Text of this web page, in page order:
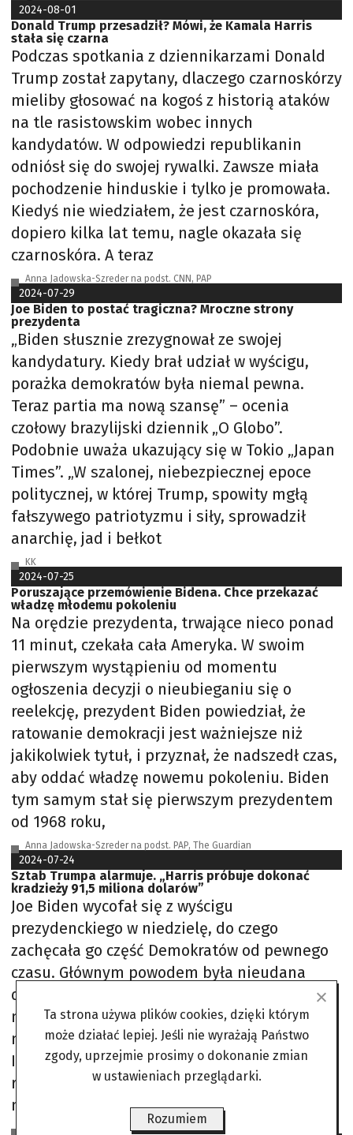
2024-08-01
Donald Trump przesadził? Mówi, że Kamala Harris
stała się czarna
Podczas spotkania z dziennikarzami Donald
Trump został zapytany, dlaczego czarnoskórzy
mieliby głosować na kogoś z historią ataków
na tle rasistowskim wobec innych
kandydatów. W odpowiedzi republikanin
odniósł się do swojej rywalki. Zawsze miała
pochodzenie hinduskie i tylko je promowała.
Kiedyś nie wiedziałem, że jest czarnoskóra,
dopiero kilka lat temu, nagle okazała się
czarnoskóra. A teraz
Anna Jadowska-Szreder na podst. CNN, PAP
2024-07-29
Joe Biden to postać tragiczna? Mroczne strony
prezydenta
„Biden słusznie zrezygnował ze swojej
kandydatury. Kiedy brał udział w wyścigu,
porażka demokratów była niemal pewna.
Teraz partia ma nową szansę” – ocenia
czołowy brazylijski dziennik „O Globo”.
Podobnie uważa ukazujący się w Tokio „Japan
Times”. „W szalonej, niebezpiecznej epoce
politycznej, w której Trump, spowity mgłą
fałszywego patriotyzmu i siły, sprowadził
anarchię, jad i bełkot
KK
2024-07-25
Poruszające przemówienie Bidena. Chce przekazać
władzę młodemu pokoleniu
Na orędzie prezydenta, trwające nieco ponad
11 minut, czekała cała Ameryka. W swoim
pierwszym wystąpieniu od momentu
ogłoszenia decyzji o nieubieganiu się o
reelekcję, prezydent Biden powiedział, że
ratowanie demokracji jest ważniejsze niż
jakikolwiek tytuł, i przyznał, że nadszedł czas,
aby oddać władzę nowemu pokoleniu. Biden
tym samym stał się pierwszym prezydentem
od 1968 roku,
Anna Jadowska-Szreder na podst. PAP, The Guardian
2024-07-24
Sztab Trumpa alarmuje. „Harris próbuje dokonać
kradzieży 91,5 miliona dolarów”
Joe Biden wycofał się z wyścigu
prezydenckiego w niedzielę, do czego
zachęcała go część Demokratów od pewnego
czasu. Głównym powodem była nieudana
debata z Donaldem Trumpem, która miała
miejsce 27 czerwca. Największym zaszczytem
mojego życia było służyć jako wasz prezydent.
I choć moim zamiarem było ubiegać się o
reelekcję, uważam, że w najlepszym interesie
mojej
Anna Jadowska-Szreder na podst. PAP, Fox News, The New York Times
Ta strona używa plików cookies, dzięki którym
może działać lepiej. Jeśli nie wyrażają Państwo
zgody, uprzejmie prosimy o dokonanie zmian
w ustawieniach przeglądarki.
Rozumiem